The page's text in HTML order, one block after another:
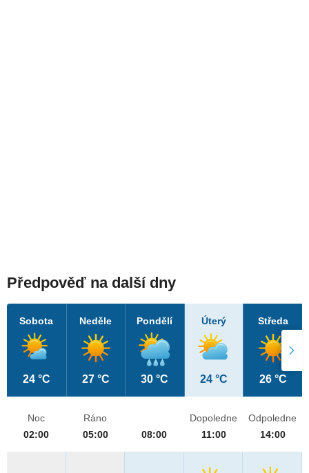
Předpověď na další dny
Sobota
24 °C
Neděle
27 °C
Pondělí
30 °C
Úterý
24 °C
Středa
26 °C
Noc
02:00
Ráno
05:00
08:00
Dopoledne
11:00
Odpoledne
14:00